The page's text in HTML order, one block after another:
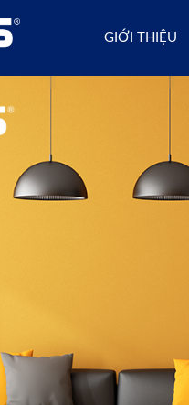
GIỚI THIỆU